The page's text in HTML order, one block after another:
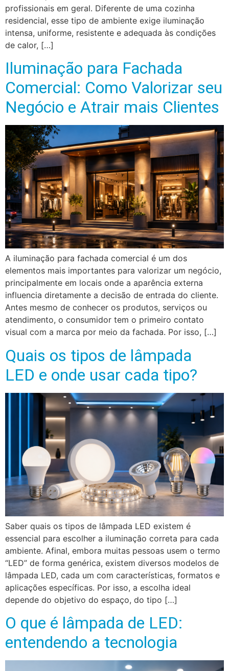
profissionais em geral. Diferente de uma cozinha
residencial, esse tipo de ambiente exige iluminação
intensa, uniforme, resistente e adequada às condições
de calor, […]
Iluminação para Fachada
Comercial: Como Valorizar seu
Negócio e Atrair mais Clientes
A iluminação para fachada comercial é um dos
elementos mais importantes para valorizar um negócio,
principalmente em locais onde a aparência externa
influencia diretamente a decisão de entrada do cliente.
Antes mesmo de conhecer os produtos, serviços ou
atendimento, o consumidor tem o primeiro contato
visual com a marca por meio da fachada. Por isso, […]
Quais os tipos de lâmpada
LED e onde usar cada tipo?
Saber quais os tipos de lâmpada LED existem é
essencial para escolher a iluminação correta para cada
ambiente. Afinal, embora muitas pessoas usem o termo
“LED” de forma genérica, existem diversos modelos de
lâmpada LED, cada um com características, formatos e
aplicações específicas. Por isso, a escolha ideal
depende do objetivo do espaço, do tipo […]
O que é lâmpada de LED:
entendendo a tecnologia